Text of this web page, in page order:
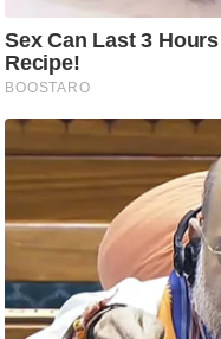
.
चा
र
मी
ध
र्म